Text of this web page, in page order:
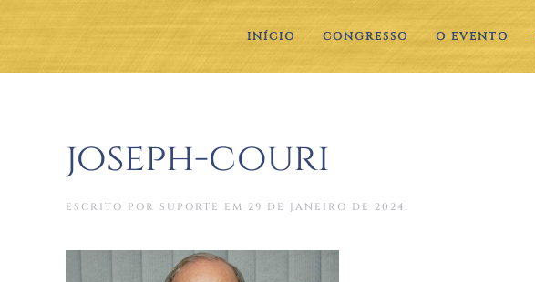
INÍCIO CONGRESSO O EVENTO
joseph-couri
ESCRITO POR SUPORTE EM 29 DE JANEIRO DE 2024 .